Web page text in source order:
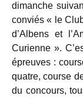
dimanche
conviés « le
d’Albens et
Curienne ».
épreuves :
quatre, course
du concours,